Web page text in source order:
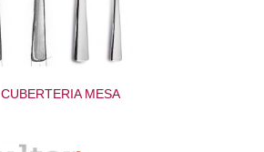
CUBERTERIA MESA